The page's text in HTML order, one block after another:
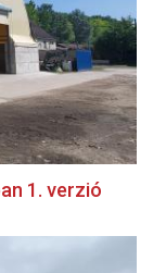
1. verzió